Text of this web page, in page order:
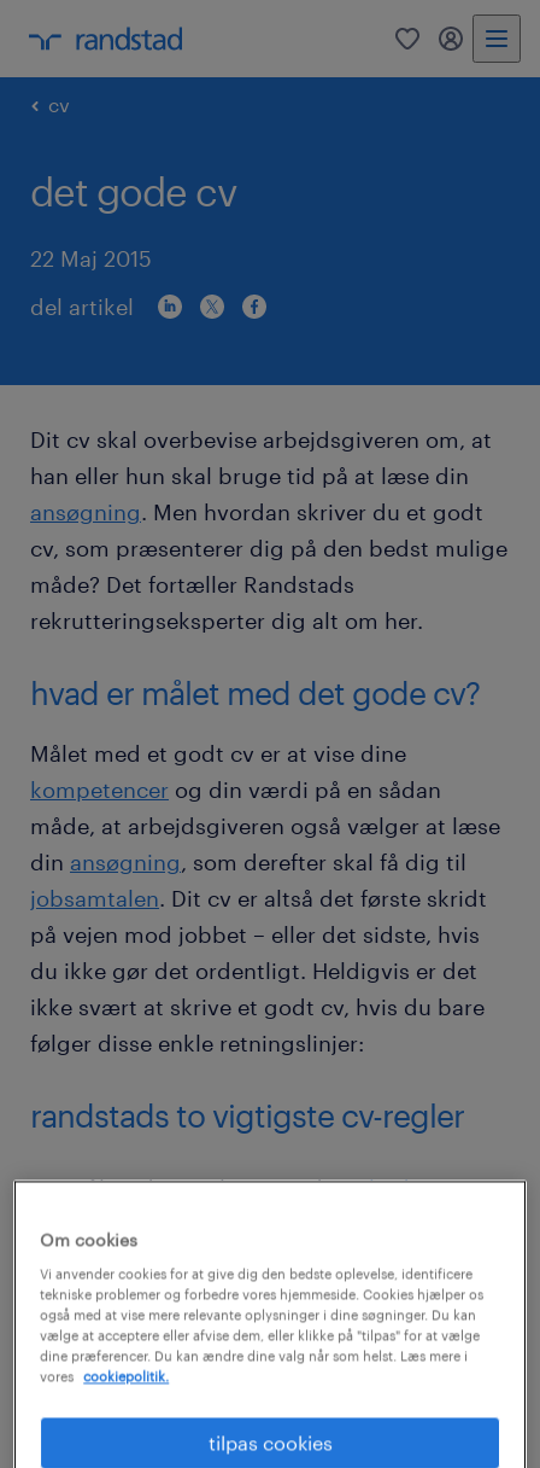
0
cv
det gode cv
22 Maj 2015
del artikel
Dit cv skal overbevise arbejdsgiveren om, at
han eller hun skal bruge tid på at læse din
ansøgning. Men hvordan skriver du et godt
cv, som præsenterer dig på den bedst mulige
måde? Det fortæller Randstads
rekrutteringseksperter dig alt om her.
hvad er målet med det gode cv?
Målet med et godt cv er at vise dine
kompetencer og din værdi på en sådan
måde, at arbejdsgiveren også vælger at læse
din ansøgning, som derefter skal få dig til
jobsamtalen. Dit cv er altså det første skridt
på vejen mod jobbet – eller det sidste, hvis
du ikke gør det ordentligt. Heldigvis er det
ikke svært at skrive et godt cv, hvis du bare
følger disse enkle retningslinjer:
randstads to vigtigste cv-regler
Målret dit cv til præcis detjob, du søger.
arbejdsgiveren.
Sørg for, at dit cv er let at overskue, og at
de vigtigste oplysninger er dem, der
træder tydeligst frem. Arbejdsgivere har
ofte kun et par minutter til hvert cv
Om cookies
Vi anvender cookies for at give dig den bedste oplevelse, identificere
tekniske problemer og forbedre vores hjemmeside. Cookies hjælper os
også med at vise mere relevante oplysninger i dine søgninger. Du kan
vælge at acceptere eller afvise dem, eller klikke på "tilpas" for at vælge
dine præferencer. Du kan ændre dine valg når som helst. Læs mere i
vores
cookiepolitik.
tilpas cookies